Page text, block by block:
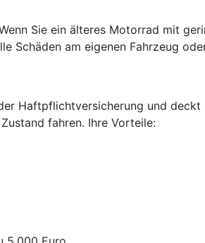
Sie ein älteres Motorrad mit
Schäden am eigenen Fahrzeug
Haftpflichtversicherung und
fahren. Ihre Vorteile: